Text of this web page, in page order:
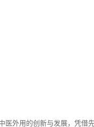
医外用的创新与发展，凭借